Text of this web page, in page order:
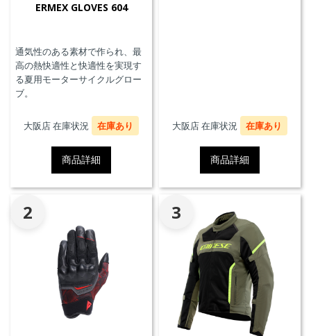
ERMEX GLOVES 604
通気性のある素材で作られ、最
高の熱快適性と快適性を実現す
る夏用モーターサイクルグロー
ブ。
大阪店 在庫状況 在庫あり
商品詳細
大阪店 在庫状況 在庫あり
商品詳細
2 3